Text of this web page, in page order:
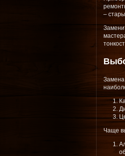
–
Замена
Чаще